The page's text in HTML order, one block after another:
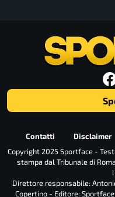
Contatti Disclaimer
Copyright 2025 Sportface -
stampa dal Tribunale di
Direttore responsabile:
Copertino - Editore: